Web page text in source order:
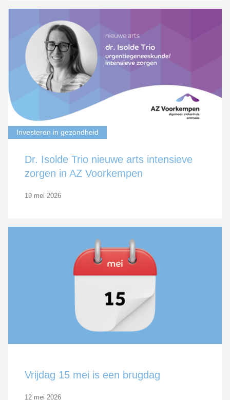
Investeren in gezondheid
Dr. Isolde Trio nieuwe arts intensieve
zorgen in AZ Voorkempen
19 mei 2026
Vrijdag 15 mei is een brugdag
12 mei 2026